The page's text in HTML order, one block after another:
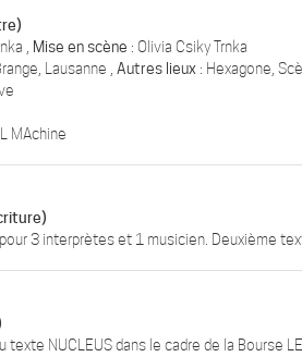
, Mise en scène : Olivia Csiky Trnka
Lausanne ,Autres lieux : Hexagone,
MAchine
3 interprètes et 1 musicien. Deuxième
texte NUCLEUS dans le cadre de la Bourse